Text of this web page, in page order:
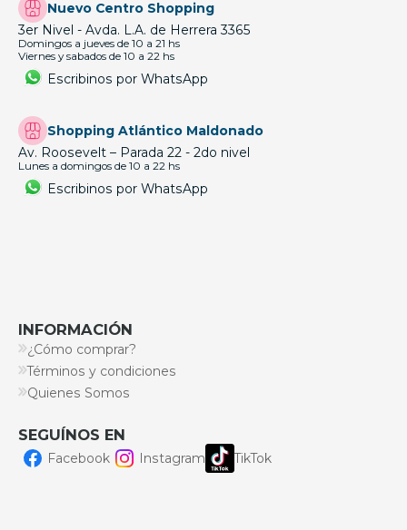
Nuevo Centro Shopping
3er Nivel - Avda. L.A. de Herrera 3365
Domingos a jueves de 10 a 21 hs
Viernes y sabados de 10 a 22 hs
Escribinos por WhatsApp
Shopping Atlántico Maldonado
Av. Roosevelt – Parada 22 - 2do nivel
Lunes a domingos de 10 a 22 hs
Escribinos por WhatsApp
INFORMACIÓN
¿Cómo comprar?
Términos y condiciones
Quienes Somos
SEGUÍNOS EN
Facebook Instagram TikTok